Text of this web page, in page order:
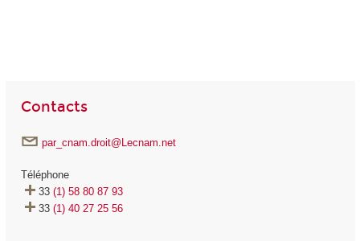
Contacts
par_cnam.droit@Lecnam.net
Téléphone
33 (1) 58 80 87 93
33 (1) 40 27 25 56